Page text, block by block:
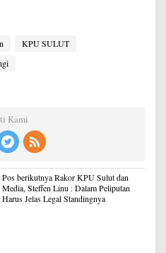
KPU SULUT
Kami
Pos berikutnyaRakor KPU Sulut dan
Media, Steffen Linu : Dalam Peliputan
Harus Jelas Legal Standingnya